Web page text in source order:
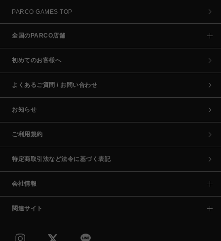
PARCO GAMES TOP
全国のPARCO店舗
初めてのお客様へ
よくあるご質問 / お問い合わせ
お知らせ
ご利用規約
特定商取引法など法令に基づく表記
会社情報
関連サイト